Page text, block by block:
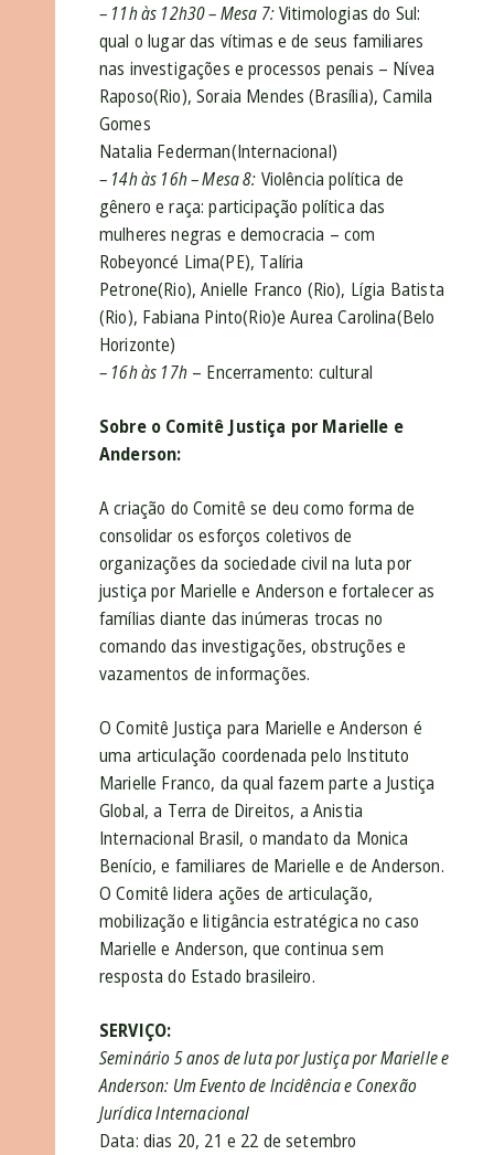
– 11h às 12h30 – Mesa 7:Vitimologias do Sul:
qual o lugar das vítimas e de seus familiares
nas investigações e processos penais – Nívea
Raposo(Rio), Soraia Mendes (Brasília), Camila
Gomes
Natalia Federman(Internacional)
– 14h às 16h – Mesa 8: Violência política de
gênero e raça: participação política das
mulheres negras e democracia – com
Robeyoncé Lima(PE), Talíria
Petrone(Rio), Anielle Franco (Rio), Lígia Batista
(Rio), Fabiana Pinto(Rio)e Aurea Carolina(Belo
Horizonte)
– 16h às 17h– Encerramento: cultural
Sobre o Comitê Justiça por Marielle e
Anderson:
A criação do Comitê se deu como forma de
consolidar os esforços coletivos de
organizações da sociedade civil na luta por
justiça por Marielle e Anderson e fortalecer as
famílias diante das inúmeras trocas no
comando das investigações, obstruções e
vazamentos de informações.
O Comitê Justiça para Marielle e Anderson é
uma articulação coordenada pelo Instituto
Marielle Franco, da qual fazem parte a Justiça
Global, a Terra de Direitos, a Anistia
Internacional Brasil, o mandato da Monica
Benício, e familiares de Marielle e de Anderson.
O Comitê lidera ações de articulação,
mobilização e litigância estratégica no caso
Marielle e Anderson, que continua sem
resposta do Estado brasileiro.
SERVIÇO:
Seminário 5 anos de luta por Justiça por Marielle e
Anderson: Um Evento de Incidência e Conexão
Jurídica Internacional
Data: dias 20, 21 e 22 de setembro